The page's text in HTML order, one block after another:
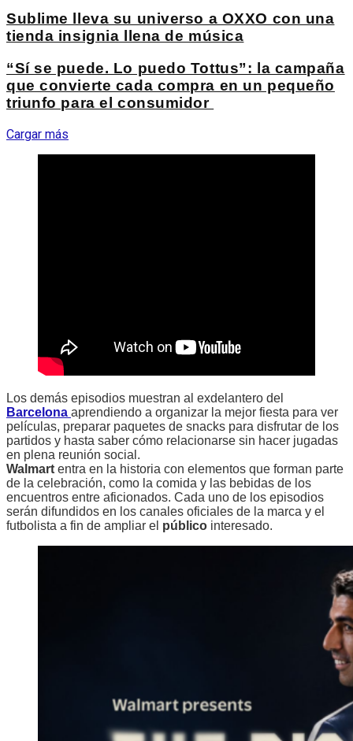
Sublime lleva su universo a OXXO con una
tienda insignia llena de música
“Sí se puede. Lo puedo Tottus”: la campaña
que convierte cada compra en un pequeño
triunfo para el consumidor
Cargar más
Los demás episodios muestran al exdelantero del
Barcelona aprendiendo a organizar la mejor fiesta para ver
películas, preparar paquetes de snacks para disfrutar de los
partidos y hasta saber cómo relacionarse sin hacer jugadas
en plena reunión social.
Walmart entra en la historia con elementos que forman parte
de la celebración, como la comida y las bebidas de los
encuentros entre aficionados. Cada uno de los episodios
serán difundidos en los canales oficiales de la marca y el
futbolista a fin de ampliar el público interesado.